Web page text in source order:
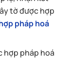
tờ được hợp
pháp hoá
hợp pháp hoá